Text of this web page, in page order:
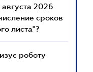
2026
сроков
листа"?
роботу